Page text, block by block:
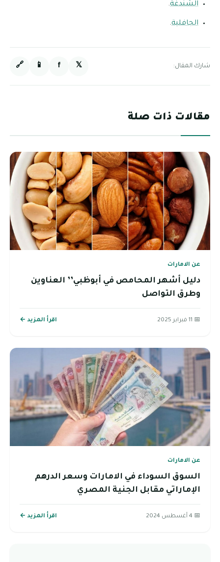
الشندغة.
الجافلية.
شارك المقال: 𝕏
f
📱
🔗
مقالات ذات صلة
عن الامارات
دليل أشهر المحامص في أبوظبي’’ العناوين
وطرق التواصل
📅 11 فبراير 2025 اقرأ المزيد ←
عن الامارات
السوق السوداء في الامارات وسعر الدرهم
الإماراتي مقابل الجنية المصري
📅 4 أغسطس 2024 اقرأ المزيد ←